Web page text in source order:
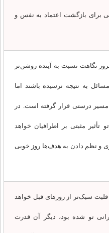
برای بازگشت اعتماد به نفس و
نگاهت نسبت به آینده روشن‌تر
به نتیجه نرسیده باشند اما
درستی قرار گرفته است. در
تأثیر مثبتی بر اطرافیان خواهد
و نظم دادن به هدف‌ها روز خوبی
قلبت سبک‌تر از روزهای قبل خواهد
تو شده بود، دیگر آن قدرت